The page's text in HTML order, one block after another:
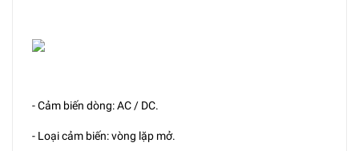
- Cảm biến dòng: AC / DC.
- Loại cảm biến: vòng lặp mở.